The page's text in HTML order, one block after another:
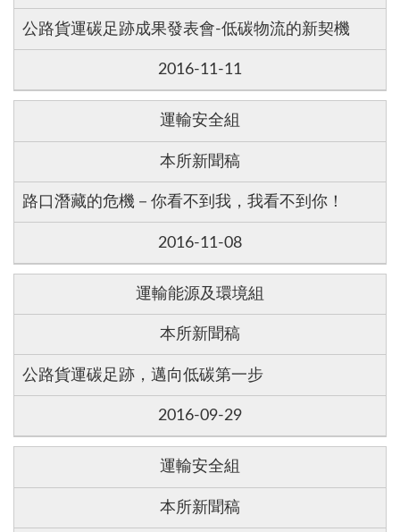
公路貨運碳足跡成果發表會-低碳物流的新契機
2016-11-11
運輸安全組
本所新聞稿
路口潛藏的危機－你看不到我，我看不到你！
2016-11-08
運輸能源及環境組
本所新聞稿
公路貨運碳足跡，邁向低碳第一步
2016-09-29
運輸安全組
本所新聞稿